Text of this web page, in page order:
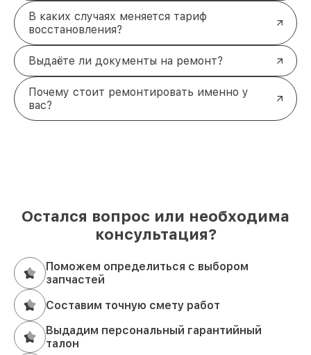
В каких случаях меняется тариф
восстановления?
Выдаёте ли документы на ремонт?
Почему стоит ремонтировать именно у
вас?
Остался вопрос или необходима
консультация?
Поможем определиться с выбором
запчастей
Составим точную смету работ
Выдадим персональный гарантийный
талон